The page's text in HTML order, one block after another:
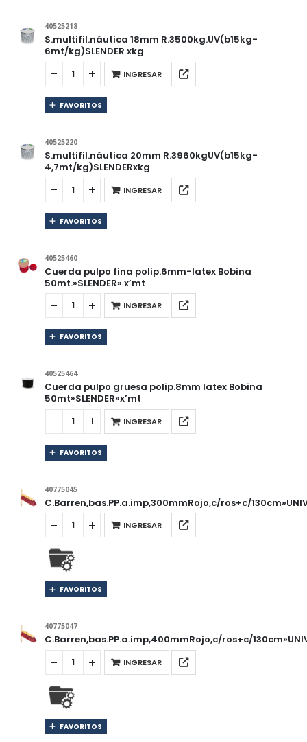
40525218
S.multifil.náutica 18mm R.3500kg.UV(b15kg-
6mt/kg)SLENDER xkg
INGRESAR
FAVORITOS
40525220
S.multifil.náutica 20mm R.3960kgUV(b15kg-
4,7mt/kg)SLENDERxkg
INGRESAR
FAVORITOS
40525460
Cuerda pulpo fina polip.6mm-latex Bobina
50mt.»SLENDER» x’mt
INGRESAR
FAVORITOS
40525464
Cuerda pulpo gruesa polip.8mm latex Bobina
50mt»SLENDER»x’mt
INGRESAR
FAVORITOS
40775045
C.Barren,bas.PP.a.imp,300mmRojo,c/ros+c/
INGRESAR
FAVORITOS
40775047
C.Barren,bas.PP.a.imp,400mmRojo,c/ros+c/
INGRESAR
FAVORITOS